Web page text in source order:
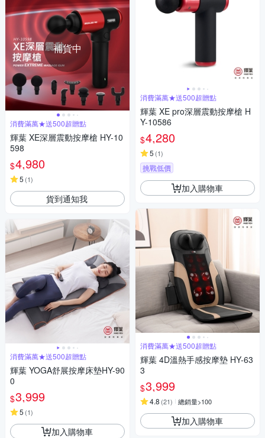
補貨中
消費滿萬★送500超贈點
輝葉 XE深層震動按摩槍 HY-10
598
$4,980
5 (1)
貨到通知我
消費滿萬★送500超贈點
輝葉 YOGA舒展按摩床墊HY-90
0
$3,999
5 (1)
加入購物車
消費滿萬★送500超贈點
輝葉 XE pro深層震動按摩槍 H
Y-10586
$4,280
5 (1)
挑戰低價
加入購物車
消費滿萬★送500超贈點
輝葉 4D溫熱手感按摩墊 HY-63
3
$3,999
4.8 (21) 總銷量>100
加入購物車